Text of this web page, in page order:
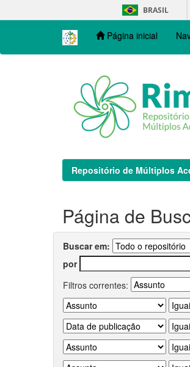
navigation
BRASIL
Página inicial
Repositório de Múltiplos
Página de
Buscar em:
por
Filtros correntes: